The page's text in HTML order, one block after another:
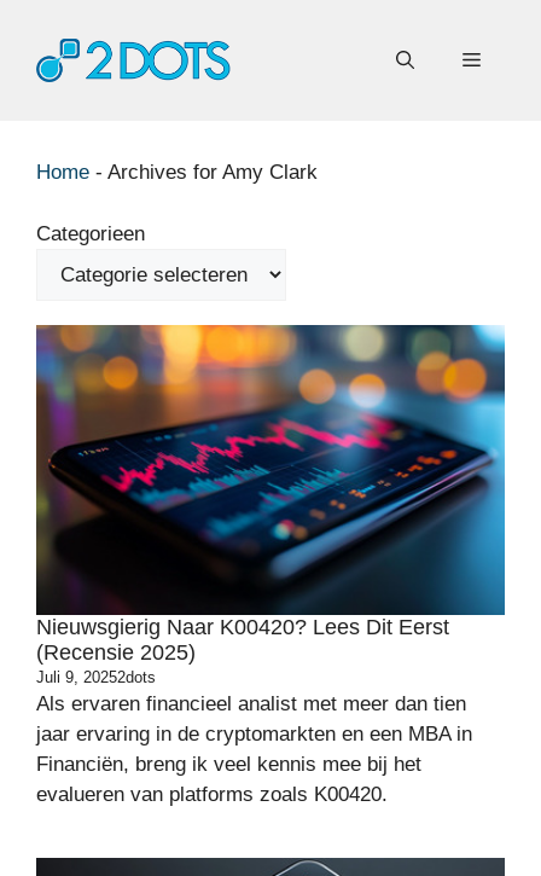
Menu
Home - Archives for Amy Clark
Categorieen
Nieuwsgierig Naar K00420? Lees Dit Eerst
(recensie 2025)
Juli 9, 20252dots
Als ervaren financieel analist met meer dan tien
jaar ervaring in de cryptomarkten en een MBA in
Financiën, breng ik veel kennis mee bij het
evalueren van platforms zoals K00420.